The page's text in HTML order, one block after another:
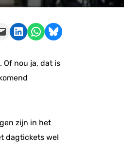
Delen op LinkedIn Delen via WhatsApp Share on Bluesky
Of nou ja, dat is
zijn in het
dagtickets wel